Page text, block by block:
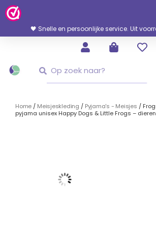
Ga
Naar
Inhoud
🖤 Snelle en persoonlijke service. Uit
Home / Meisjeskleding / Pyjama's - Meisjes /
pyjama unisex Happy Dogs & Little Frogs –